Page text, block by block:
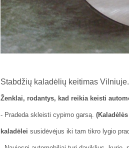
Stabdžių kaladėlių keitimas Vilniuje.
Ženklai, rodantys, kad reikia keisti
- Pradeda skleisti cypimo garsą. (Kaladėlės
kaladėlei susidėvėjus iki tam tikro lygio